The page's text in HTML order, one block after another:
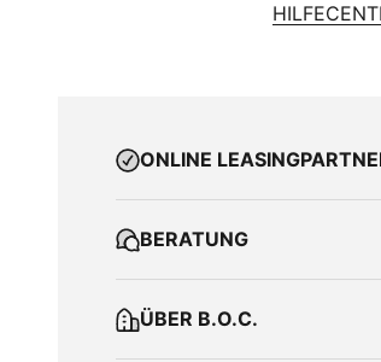
ONLINE
BERATUNG
ÜBER B.O.C.